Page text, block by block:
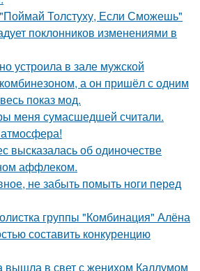
Толстуху, Если Сможешь"
поклонников изменениями в
устроила в зале мужской
а он пришёл с одним
показ мод.
меня сумасшедшей считали.
высказалась об одиночестве
аффлеком.
не забыть помыть ноги перед
группы "Комбинация" Алёна
составить конкуренцию
вышла в свет с женихом Каллумом